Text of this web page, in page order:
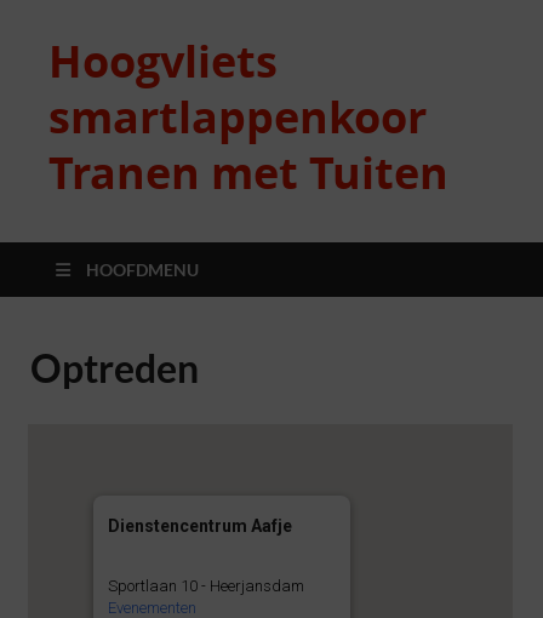
Hoogvliets
smartlappenkoor
Tranen met Tuiten
HOOFDMENU
Optreden
Dienstencentrum Aafje
Sportlaan 10 - Heerjansdam
Evenementen